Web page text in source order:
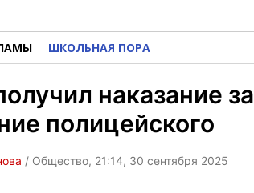
ШКОЛЬНАЯ ПОРА
наказание за
полицейского
/ Общество, 21:14, 30 сентября 2025